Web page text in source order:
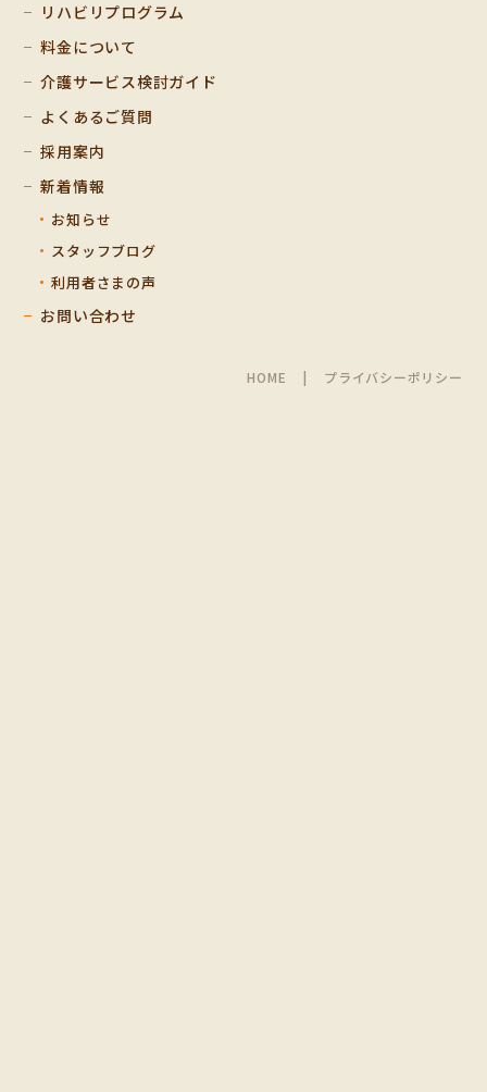
リハビリプログラム
料金について
介護サービス検討ガイド
よくあるご質問
採用案内
新着情報
お知らせ
スタッフブログ
利用者さまの声
お問い合わせ
HOME プライバシーポリシー